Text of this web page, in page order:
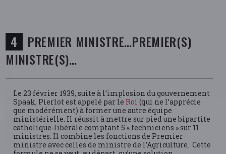
PREMIER MINISTRE…PREMIER(S)
MINISTRE(S)…
Le 23 février 1939, suite à l’implosion du gouvernement
Spaak, Pierlot est appelé par le Roi (qui ne l’apprécie
que modérément) à former une autre équipe
ministérielle. Il réussit à mettre sur pied une bipartite
catholique-libérale comptant 5 « techniciens » sur 11
ministres. Il combine les fonctions de Premier
ministre avec celles de ministre de l’Agriculture. Cette